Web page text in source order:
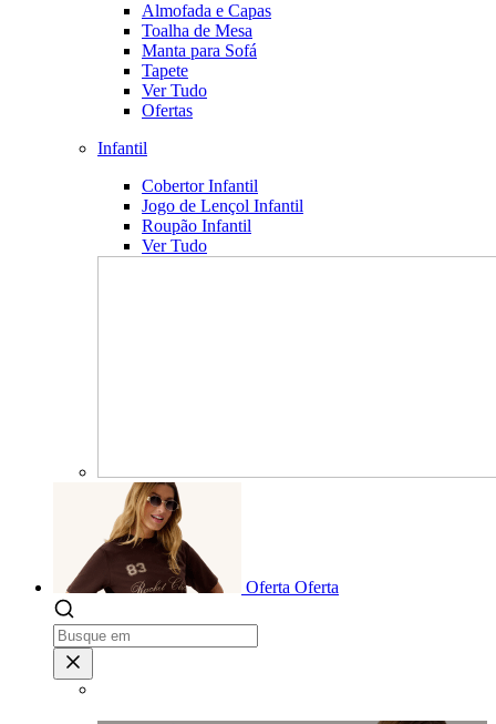
Almofada e Capas
Toalha de Mesa
Manta para Sofá
Tapete
Ver Tudo
Ofertas
Infantil
Cobertor Infantil
Jogo de Lençol Infantil
Roupão Infantil
Ver Tudo
Oferta Oferta